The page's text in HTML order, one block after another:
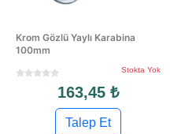
Krom Gözlü Yaylı Karabina
100mm
Stokta Yok
163,45 ₺
Talep Et